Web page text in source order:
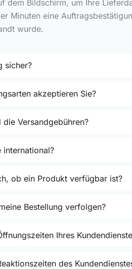
dem Bildschirm, um Ihre
Minuten eine
wurde.
sicher?
akzeptieren Sie?
Versandgebühren?
international?
ob ein Produkt verfügbar ist?
Bestellung verfolgen?
Ihres
des